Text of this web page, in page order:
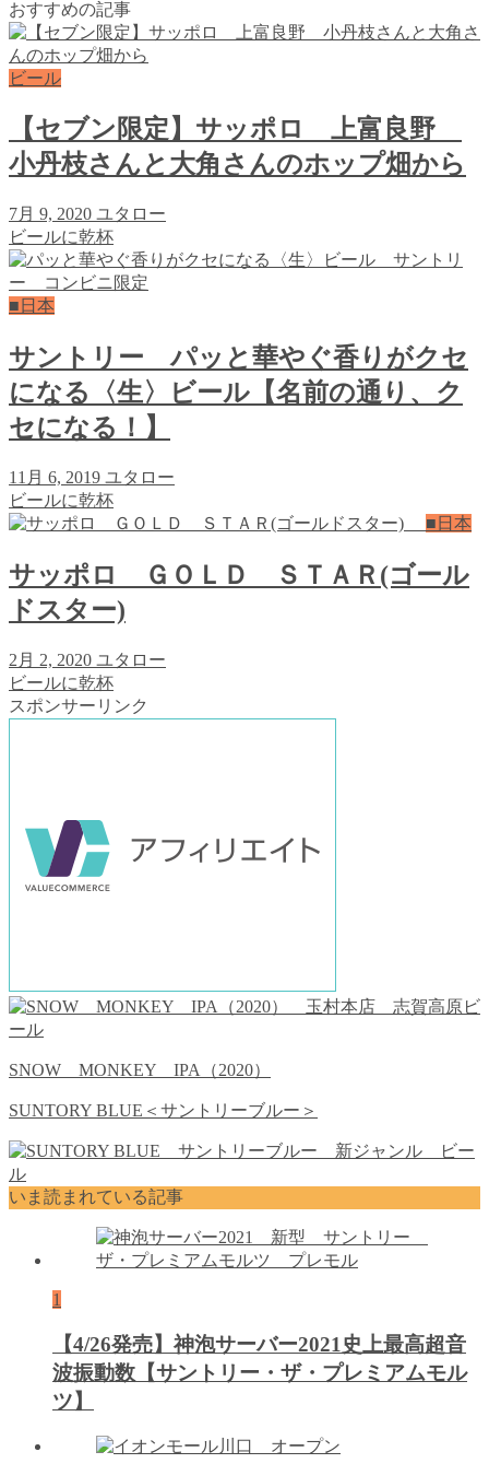
おすすめの記事
ビール
【セブン限定】サッポロ 上富良野
小丹枝さんと大角さんのホップ畑から
7月 9, 2020 ユタロー
ビールに乾杯
■日本
サントリー パッと華やぐ香りがクセ
になる〈生〉ビール【名前の通り、ク
セになる！】
11月 6, 2019 ユタロー
ビールに乾杯
■日本
サッポロ ＧＯＬＤ ＳＴＡＲ(ゴール
ドスター)
2月 2, 2020 ユタロー
ビールに乾杯
スポンサーリンク
SNOW MONKEY IPA（2020）
SUNTORY BLUE＜サントリーブルー＞
いま読まれている記事
1
【4/26発売】神泡サーバー2021史上最高超音
波振動数【サントリー・ザ・プレミアムモル
ツ】